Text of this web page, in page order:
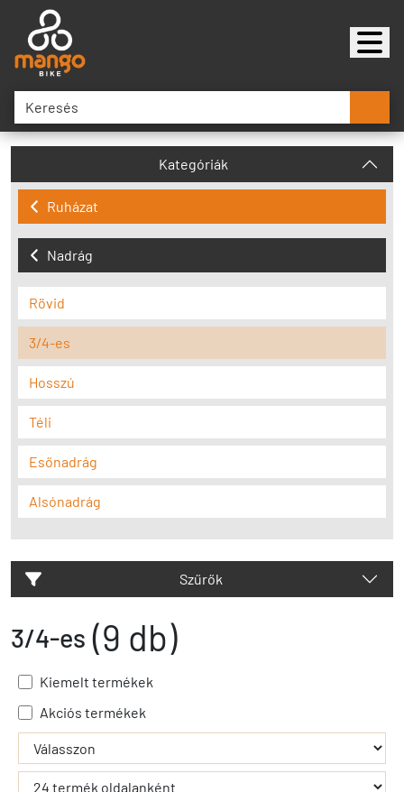
Kategóriák
Ruházat
Nadrág
Rövid
3/4-es
Hosszú
Téli
Esőnadrág
Alsónadrág
Szűrők
3/4-es (9 db)
Kiemelt termékek
Akciós termékek
- - filter_submit - -